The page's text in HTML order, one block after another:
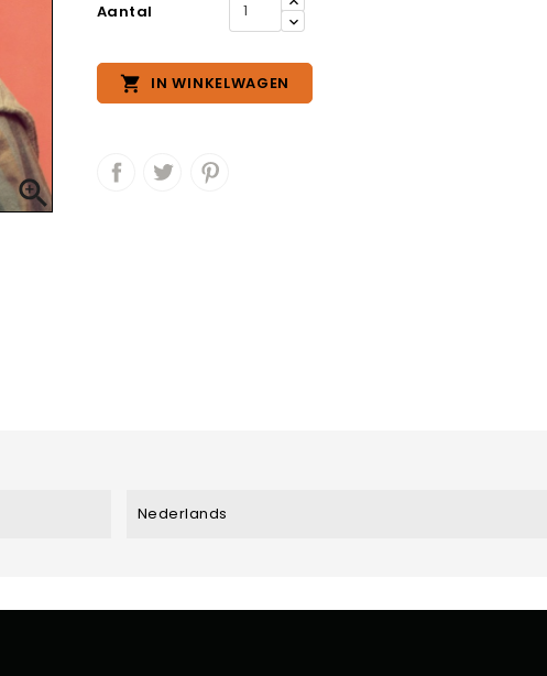

Aantal
 IN WINKELWAGEN
Nederlands